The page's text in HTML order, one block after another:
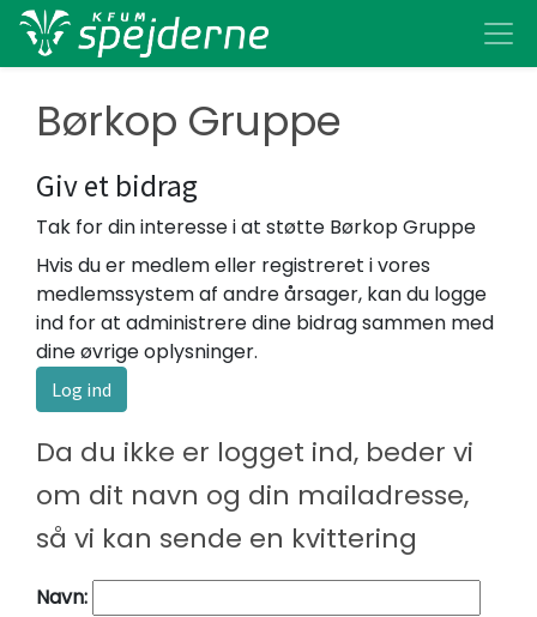
Børkop Gruppe
Giv et bidrag
Tak for din interesse i at støtte Børkop Gruppe
Hvis du er medlem eller registreret i vores
medlemssystem af andre årsager, kan du logge
ind for at administrere dine bidrag sammen med
dine øvrige oplysninger.
Log ind
Da du ikke er logget ind, beder vi
om dit navn og din mailadresse,
så vi kan sende en kvittering
Navn: